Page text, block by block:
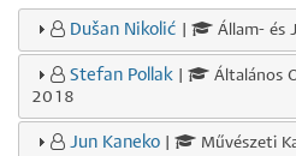
Dušan Nikolić Állam- és
Stefan Pollak
Általános
2018
Jun Kaneko Művészeti